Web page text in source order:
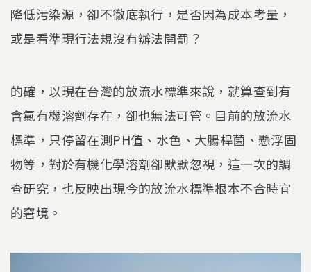
降低污染源，卻不徹底執行，是否因為成本考量，
或是看準現行法規沒有辦法開罰？
的確，以現在台灣的放流水標準來說，就算查到有
含氯有機溶劑存在，卻也無法可管。目前的放流水
標準，只停留在測PH值、水色、大腸桿菌、懸浮固
物等，對於有機化學溶劑卻默默忽視，這一次的調
查研究，也反映出現今的放流水標準根本不合時宜
的窘境。